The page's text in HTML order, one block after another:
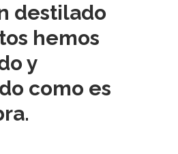
destilado
hemos
y
como es